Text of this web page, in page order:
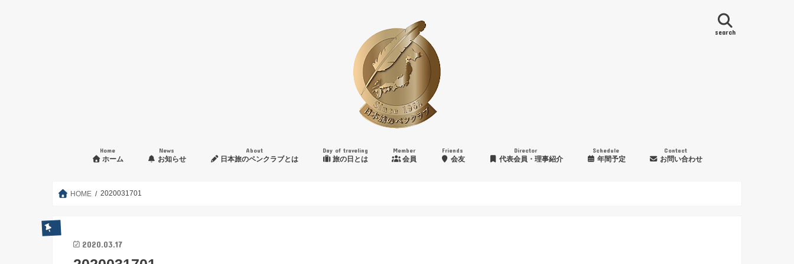
search
Home
ホーム
News
お知らせ
About
日本旅のペンクラブとは
Day of traveling
旅の日とは
Member
会員
Friends
会友
Director
代表会員・理事紹介
Schedule
年間予定
Contact
お問い合わせ
HOME 2020031701
2020.03.17